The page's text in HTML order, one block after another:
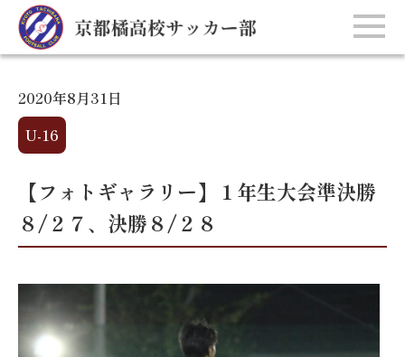
2020年8月31日
U-16
【フォトギャラリー】１年生大会準決勝
８/２７、決勝８/２８